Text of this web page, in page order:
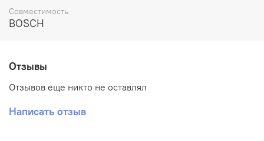
Производитель: LIWEI.
Совместимость
BOSCH
Отзывы
Отзывов еще никто не оставлял
Написать отзыв